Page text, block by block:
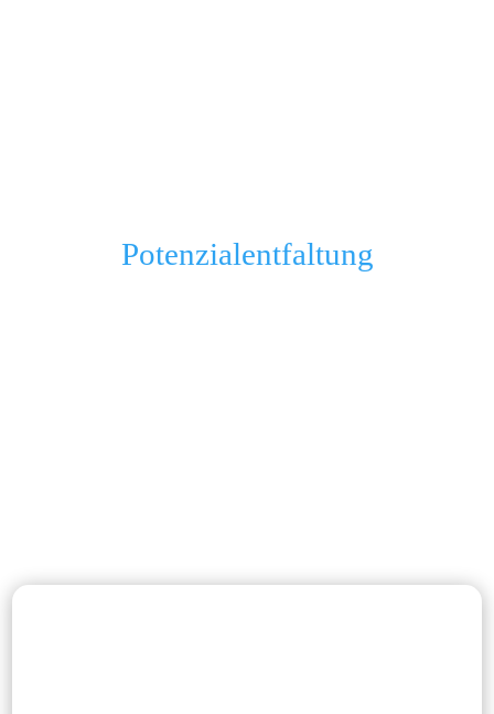
Potenzialentfaltung